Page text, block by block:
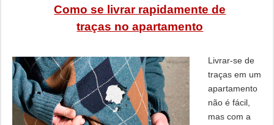
Como se livrar rapidamente de
traças no apartamento
Livrar-se de
traças em um
apartamento
não é fácil,
mas com a